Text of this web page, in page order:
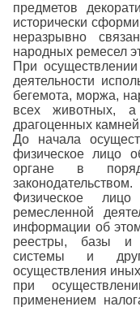
предметов
исторически
неразрывно
народных ремесел
При
деятельности
бегемота, моржа,
всех животных,
драгоценных
До начала
физическое лицо
органе в
законодательством.
Физическое
ремесленной
информации об
реестры, базы и
системы и
осуществления
при
применением